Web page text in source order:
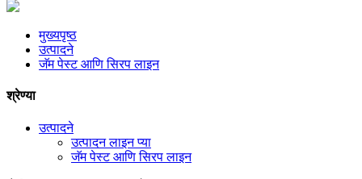
मुख्यपृष्ठ
उत्पादने
जॅम पेस्ट आणि सिरप लाइन
श्रेण्या
उत्पादने
उत्पादन लाइन प्या
जॅम पेस्ट आणि सिरप लाइन